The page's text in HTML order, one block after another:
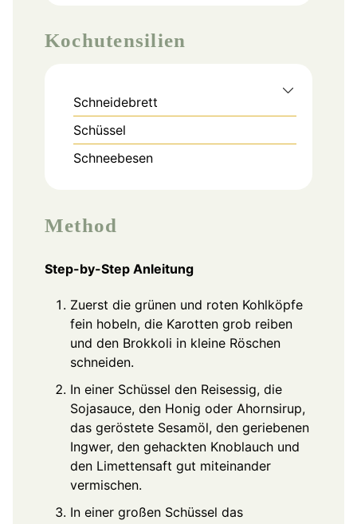
Kochutensilien
Schneidebrett
Schüssel
Schneebesen
Method
Step-by-Step Anleitung
Zuerst die grünen und roten Kohlköpfe
fein hobeln, die Karotten grob reiben
und den Brokkoli in kleine Röschen
schneiden.
In einer Schüssel den Reisessig, die
Sojasauce, den Honig oder Ahornsirup,
das geröstete Sesamöl, den geriebenen
Ingwer, den gehackten Knoblauch und
den Limettensaft gut miteinander
vermischen.
In einer großen Schüssel das